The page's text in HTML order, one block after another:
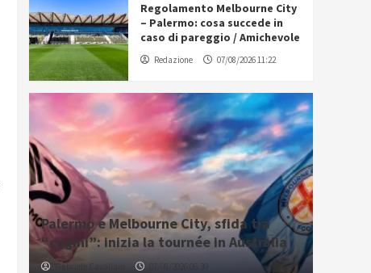
Regolamento Melbourne City
– Palermo: cosa succede in
caso di pareggio / Amichevole
Redazione 07/08/2026 11:22
Palermo e Melbourne City, sfida tra
“cugini”: inizia la tournée in Australia
Gabriele Cavallaro 07/08/2026 06:30